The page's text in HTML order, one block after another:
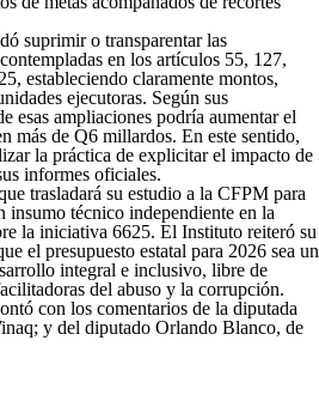
suprimir o transparentar las
en los artículos 55, 127,
estableciendo claramente montos,
ejecutoras. Según sus
esas ampliaciones podría aumentar el
más de Q6 millardos. En este sentido,
la práctica de explicitar el impacto de
informes oficiales.
trasladará su estudio a la CFPM para
insumo técnico independiente en la
la iniciativa 6625. El Instituto reiteró su
el presupuesto estatal para 2026 sea un
integral e inclusivo, libre de
del abuso y la corrupción.
con los comentarios de la diputada
y del diputado Orlando Blanco, de